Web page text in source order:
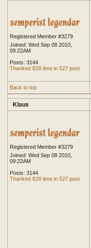
Registered Member #3279
Joined: Wed Sep 08 2010,
09:22AM
Posts: 3144
Thanked 828 time in 527 post
Back to top
Klaus
Registered Member #3279
Joined: Wed Sep 08 2010,
09:22AM
Posts: 3144
Thanked 828 time in 527 post